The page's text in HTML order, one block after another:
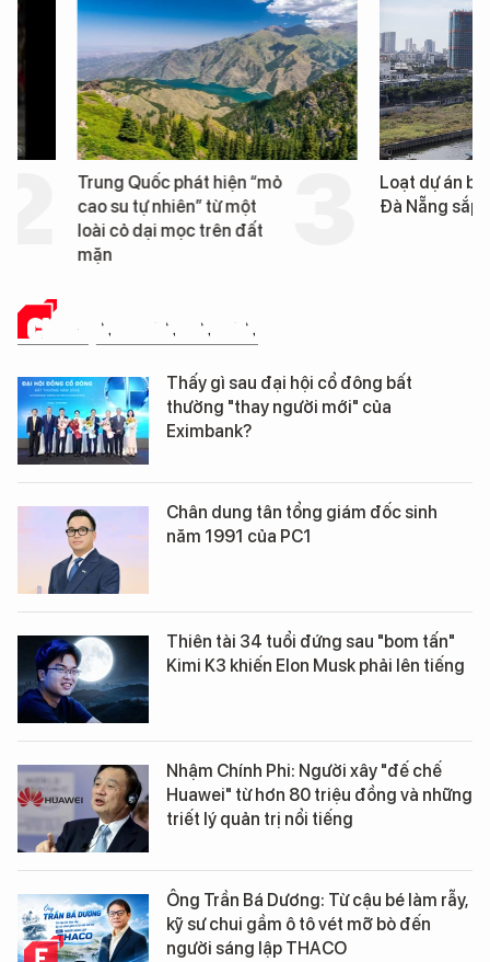
Trung Quốc phát hiện “mỏ
cao su tự nhiên” từ một
loài cỏ dại mọc trên đất
Loạt dự án bất động
Đà Nẵng sắp bị kiểm
CHUYỆN DOANH NHÂN
Thấy gì sau đại hội cổ đông bất
thường "thay người mới" của
Eximbank?
Chân dung tân tổng giám đốc sinh
năm 1991 của PC1
Thiên tài 34 tuổi đứng sau "bom tấn"
Kimi K3 khiến Elon Musk phải lên tiếng
Nhậm Chính Phi: Người xây "đế chế
Huawei" từ hơn 80 triệu đồng và những
triết lý quản trị nổi tiếng
Ông Trần Bá Dương: Từ cậu bé làm rẫy,
kỹ sư chui gầm ô tô vét mỡ bò đến
người sáng lập THACO